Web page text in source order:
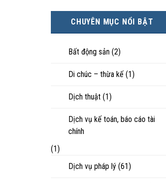
con
Góc
nhìn
tài
chấp
CHUYÊN MỤC NỔI BẬT
Bất động sản (2)
Di chúc – thừa kế (1)
Dịch thuật (1)
Dịch vụ kế toán, báo cáo tài
chính
(1)
Dịch vụ pháp lý (61)